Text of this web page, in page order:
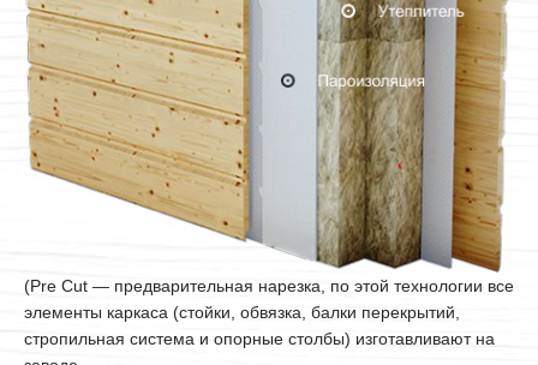
(Pre Cut — предварительная нарезка, по этой технологии все
элементы каркаса (стойки, обвязка, балки перекрытий,
стропильная система и опорные столбы) изготавливают на